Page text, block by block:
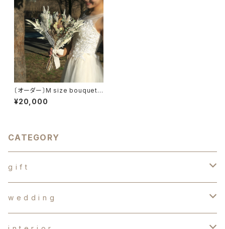
〔オーダー〕M size bouquet s
et （オーダーメイドブーケ2点セ
ット）ウェディングブーケ
¥20,000
CATEGORY
g i f t
d r y f l o w e r s
か す み 草
w e d d i n g